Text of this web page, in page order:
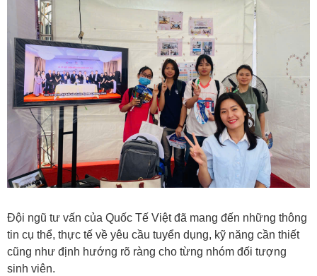
Đội ngũ tư vấn của Quốc Tế Việt đã mang đến những thông
tin cụ thể, thực tế về yêu cầu tuyển dụng, kỹ năng cần thiết
cũng như định hướng rõ ràng cho từng nhóm đối tượng
sinh viên.